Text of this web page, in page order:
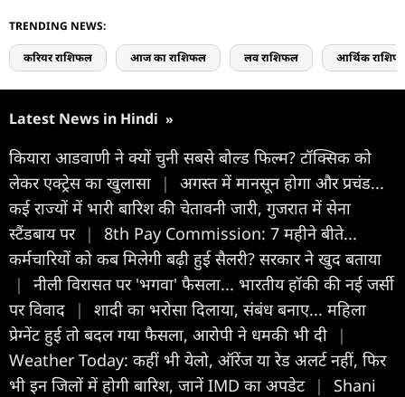
TRENDING NEWS:
करियर राशिफल आज का राशिफल लव राशिफल आर्थिक
Latest News in Hindi »
कियारा आडवाणी ने क्यों चुनी सबसे बोल्ड फिल्म? टॉक्सिक को
लेकर एक्ट्रेस का खुलासा
|
अगस्त में मानसून होगा और प्रचंड...
कई राज्यों में भारी बारिश की चेतावनी जारी, गुजरात में सेना
स्टैंडबाय पर |
8th Pay Commission: 7 महीने बीते...
कर्मचारियों को कब मिलेगी बढ़ी हुई सैलरी? सरकार ने खुद बताया
|
नीली विरासत पर 'भगवा' फैसला... भारतीय हॉकी की नई जर्सी
पर विवाद
|
शादी का भरोसा दिलाया, संबंध बनाए... महिला
प्रेग्नेंट हुई तो बदल गया फैसला, आरोपी ने धमकी भी दी
|
Weather Today: कहीं भी येलो, ऑरेंज या रेड अलर्ट नहीं, फिर
भी इन जिलों में होगी बारिश, जानें IMD का अपडेट |
Shani